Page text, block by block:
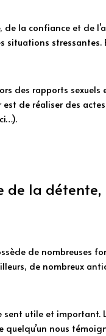
de la confiance et de
situations
des rapports
est de réaliser des
de la
de nombreuses
de nombreux
sent utile et
nous